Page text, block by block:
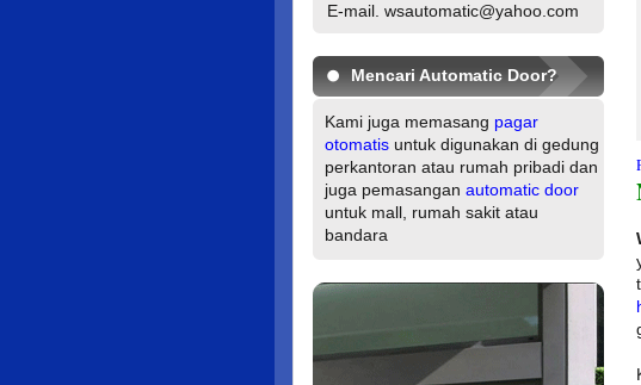
E-mail. wsautomatic@yahoo.com
Mencari Automatic Door?
Kami juga memasang pagar
otomatisuntuk digunakan di gedung
perkantoran atau rumah pribadi dan
juga pemasangan automatic door
untuk mall, rumah sakit atau
bandara